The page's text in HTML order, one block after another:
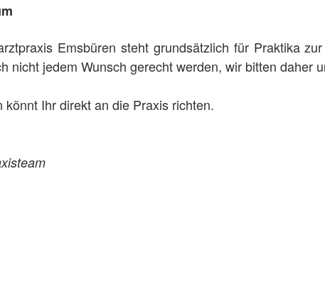
Emsbüren steht grundsätzlich für Praktika
nicht jedem Wunsch gerecht werden, wir bitten daher
könnt Ihr direkt an die Praxis richten.